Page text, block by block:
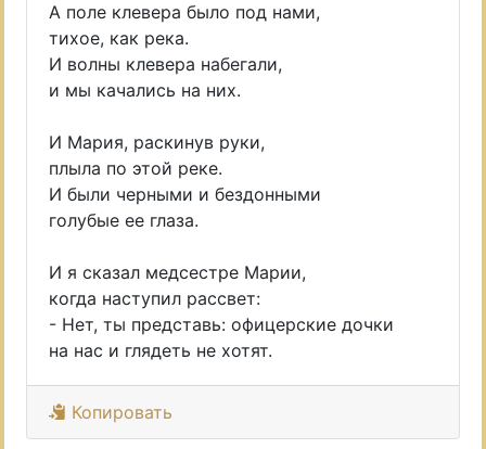
А поле клевера было под нами,
тихое, как река.
И волны клевера набегали,
и мы качались на них.
И Мария, раскинув руки,
плыла по этой реке.
И были черными и бездонными
голубые ее глаза.
И я сказал медсестре Марии,
когда наступил рассвет:
- Нет, ты представь: офицерские дочки
на нас и глядеть не хотят.
Копировать